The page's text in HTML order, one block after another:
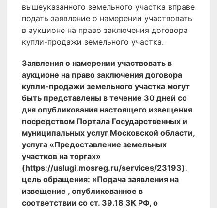
вышеуказанного земельного участка вправе
подать заявление о намерении участвовать
в аукционе на право заключения договора
купли-продажи земельного участка.
Заявления о намерении участвовать в
аукционе на право заключения договора
купли-продажи земельного участка могут
быть представлены в течение 30 дней со
дня опубликования настоящего извещения
посредством Портала Государственных и
муниципальных услуг Московской области,
услуга «Предоставление земельных
участков на торгах»
(https://uslugi.mosreg.ru/services/23193),
цель обращения: «Подача заявления на
извещение , опубликованное в
соответствии со ст. 39.18 ЗК РФ, о